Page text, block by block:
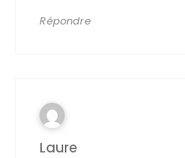
Répondre
Laure